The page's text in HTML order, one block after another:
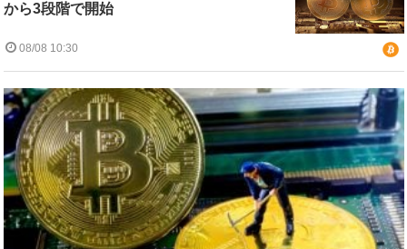
から3段階で開始
08/08 10:30